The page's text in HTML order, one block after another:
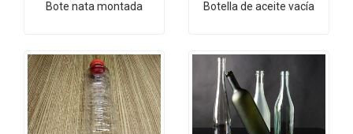
Bote nata montada Botella de aceite vacía